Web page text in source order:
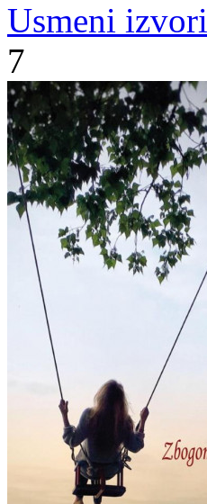
Usmeni izvori
7